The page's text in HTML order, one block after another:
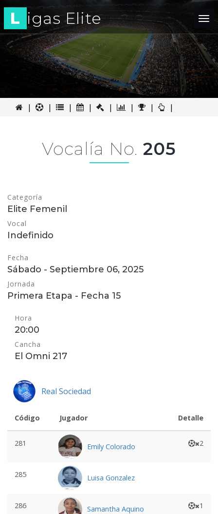
L igas Elite
| | | | | | | |
Vocalía No. 205
Categoría
Elite Femenil
Vocal
Indefinido
Fecha
Sábado - Septiembre 06, 2025
Jornada
Primera Etapa - Fecha 15
Hora
20:00
Cancha
El Omni 217
Real Sociedad
Código Jugador Detalle
281 Emily Colorado 2
285 Luisa Gonzalez
286 Samantha Aquino 1